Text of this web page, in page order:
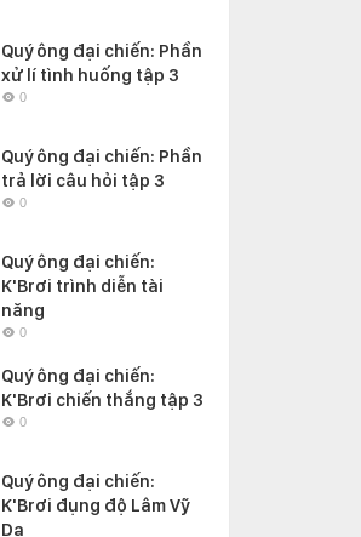
Quý ông đại chiến: Phần
xử lí tình huống tập 3
0
Quý ông đại chiến: Phần
trả lời câu hỏi tập 3
0
Quý ông đại chiến:
K'Brơi trình diễn tài
năng
0
Quý ông đại chiến:
K'Brơi chiến thắng tập 3
0
Quý ông đại chiến:
K'Brơi đụng độ Lâm Vỹ
Dạ